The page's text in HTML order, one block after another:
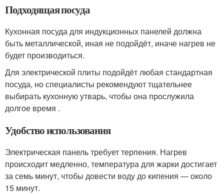
Подходящая посуда
Кухонная посуда для индукционных панелей должна
быть металлической, иная не подойдёт, иначе нагрев не
будет производиться.
Для электрической плиты подойдёт любая стандартная
посуда, но специалисты рекомендуют тщательнее
выбирать кухонную утварь, чтобы она прослужила
долгое время .
Удобство использования
Электрическая панель требует терпения. Нагрев
происходит медленно, температура для жарки достигает
за семь минут, чтобы довести воду до кипения — около
15 минут.